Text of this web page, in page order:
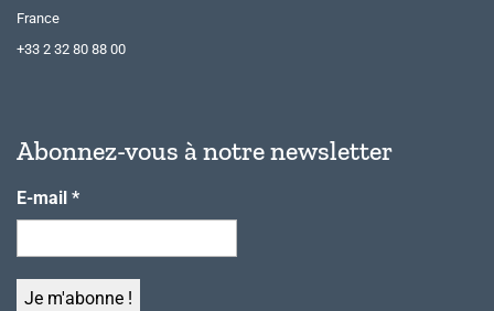
France
+33 2 32 80 88 00
Abonnez-vous à notre newsletter
E-mail *